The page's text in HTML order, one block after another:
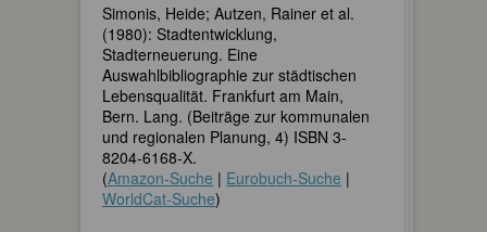
Simonis, Heide; Autzen, Rainer et al.
(1980): Stadtentwicklung,
Stadterneuerung. Eine
Auswahlbibliographie zur städtischen
Lebensqualität. Frankfurt am Main,
Bern. Lang. (Beiträge zur kommunalen
und regionalen Planung, 4) ISBN 3-
8204-6168-X.
(Amazon-Suche | Eurobuch-Suche |
WorldCat-Suche)